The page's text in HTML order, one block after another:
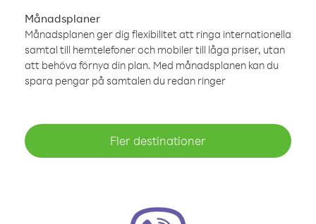
Månadsplaner
Månadsplanen ger dig flexibilitet att ringa internationella
samtal till hemtelefoner och mobiler till låga priser, utan
att behöva förnya din plan. Med månadsplanen kan du
spara pengar på samtalen du redan ringer
Fler destinationer